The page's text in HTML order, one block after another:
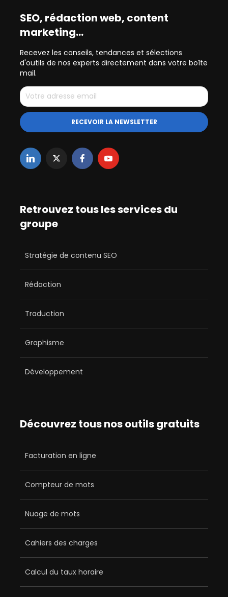
SEO, rédaction web, content
marketing…
Recevez les conseils, tendances et sélections
d'outils de nos experts directement dans votre boîte
mail.
Retrouvez tous les services du
groupe
Stratégie de contenu SEO
Rédaction
Traduction
Graphisme
Développement
Découvrez tous nos outils gratuits
Facturation en ligne
Compteur de mots
Nuage de mots
Cahiers des charges
Calcul du taux horaire